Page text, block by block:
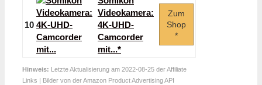
10
Videokamera:
4K-UHD-
Camcorder
mit...*
Zum
Shop
*
Hinweis: Letzte Aktualisierung am 2022-08-25 der Affiliate
Links | Bilder von der Amazon Product Advertising API